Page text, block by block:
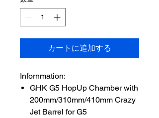
カートに追加する
Infornmation:
GHK G5 HopUp Chamber with
200mm/310mm/410mm Crazy
Jet Barrel for G5